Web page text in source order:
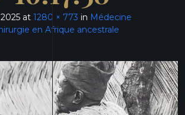
at 1280 × 773 in Médecine
en Afrique ancestrale